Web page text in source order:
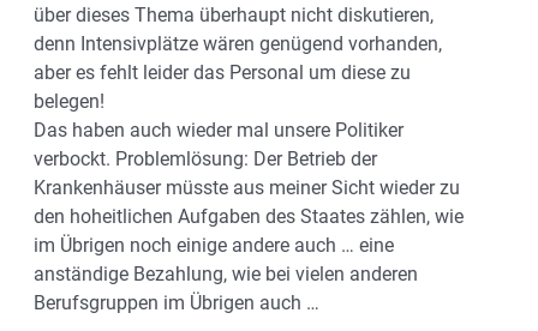
über dieses Thema überhaupt nicht diskutieren,
denn Intensivplätze wären genügend vorhanden,
aber es fehlt leider das Personal um diese zu
belegen!
Das haben auch wieder mal unsere Politiker
verbockt. Problemlösung: Der Betrieb der
Krankenhäuser müsste aus meiner Sicht wieder zu
den hoheitlichen Aufgaben des Staates zählen, wie
im Übrigen noch einige andere auch … eine
anständige Bezahlung, wie bei vielen anderen
Berufsgruppen im Übrigen auch …